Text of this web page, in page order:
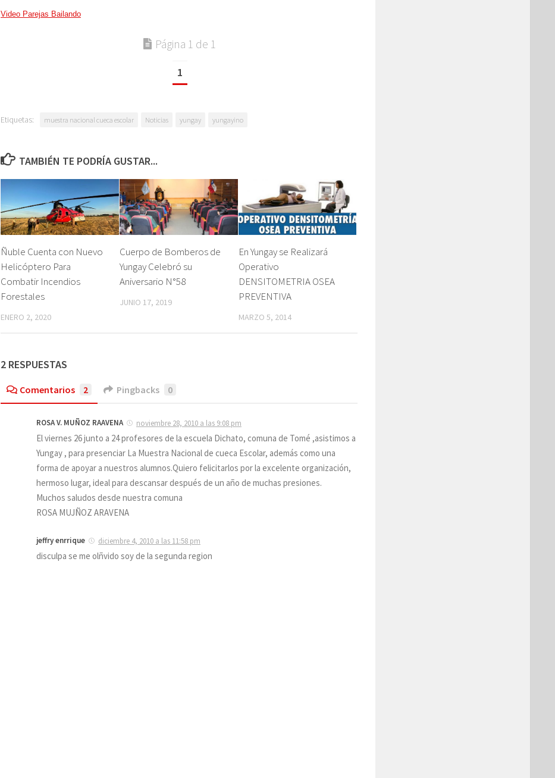
Video Parejas Bailando
Página 1 de 1
1
Etiquetas: muestra nacional cueca escolar Noticias yungay yungayino
TAMBIÉN TE PODRÍA GUSTAR...
Ñuble Cuenta con Nuevo
Helicóptero Para
Combatir Incendios
Forestales
ENERO 2, 2020
Cuerpo de Bomberos de
Yungay Celebró su
Aniversario N°58
JUNIO 17, 2019
En Yungay se Realizará
Operativo
DENSITOMETRIA OSEA
PREVENTIVA
MARZO 5, 2014
2 RESPUESTAS
Comentarios 2 Pingbacks 0
ROSA V. MUÑOZ RAAVENA noviembre 28, 2010 a las 9:08 pm
El viernes 26 junto a 24 profesores de la escuela Dichato, comuna de Tomé ,asistimos a
Yungay , para presenciar La Muestra Nacional de cueca Escolar, además como una
forma de apoyar a nuestros alumnos.Quiero felicitarlos por la excelente organización,
hermoso lugar, ideal para descansar después de un año de muchas presiones.
Muchos saludos desde nuestra comuna
ROSA MUJÑOZ ARAVENA
jeffry enrrique diciembre 4, 2010 a las 11:58 pm
disculpa se me olñvido soy de la segunda region